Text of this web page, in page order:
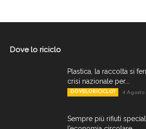
Dove lo riciclo
Plastica, la raccolta si
crisi nazionale per...
DOVELORICICLO? 4 Agosto
Sempre più rifiuti